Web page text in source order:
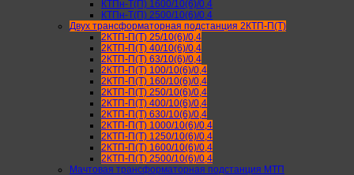
КТПн-Т(П) 1600/10(6)/0,4
КТПн-Т(П) 2500/10(6)/0,4
Двух трансформаторная подстанция 2КТП-П(Т)
2КТП-П(Т) 25/10(6)/0,4
2КТП-П(Т) 40/10(6)/0,4
2КТП-П(Т) 63/10(6)/0,4
2КТП-П(Т) 100/10(6)/0,4
2КТП-П(Т) 160/10(6)/0,4
2КТП-П(Т) 250/10(6)/0,4
2КТП-П(Т) 400/10(6)/0,4
2КТП-П(Т) 630/10(6)/0,4
2КТП-П(Т) 1000/10(6)/0,4
2КТП-П(Т) 1250/10(6)/0,4
2КТП-П(Т) 1600/10(6)/0,4
2КТП-П(Т) 2500/10(6)/0,4
Мачтовая трансформаторная подстанция МТП